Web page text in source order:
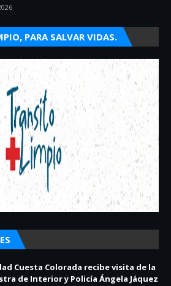
PARA SALVAR VIDAS.
Cuesta Colorada recibe visita de la
de Interior y Policía Ángela Jáquez